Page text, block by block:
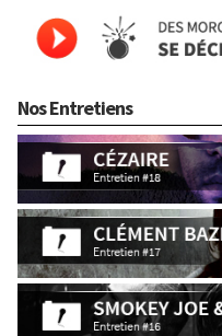
Nos Entretiens